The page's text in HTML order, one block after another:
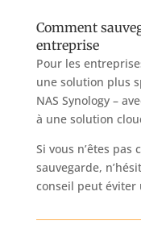
Comment
entreprise
Pour les
une solution plus
NAS Synology –
à une solution
Si vous n’êtes
sauvegarde,
conseil peut éviter